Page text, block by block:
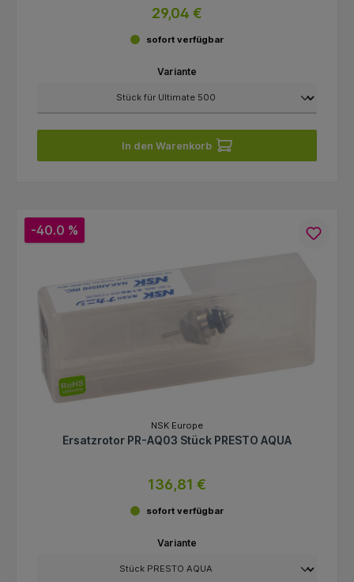
29,04 €
sofort verfügbar
Variante
In den Warenkorb
-40.0 %
NSK Europe
Ersatzrotor PR-AQ03 Stück PRESTO AQUA
136,81 €
sofort verfügbar
Variante